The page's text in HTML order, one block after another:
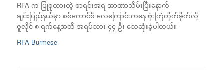
RFA က ပြုစုထားတဲ့ စာရင်းအရ အာဏာသိမ်းပြီးနောက်
ချင်းပြည်နယ်မှာ စစ်ကောင်စီ လေကြောင်းကနေ ဗုံးကြဲတိုက်ခိုက်လို့
ဇူလိုင် ၈ ရက်နေ့အထိ အရပ်သား ၄၄ ဦး သေဆုံးခဲ့ပါတယ်။
RFA Burmese